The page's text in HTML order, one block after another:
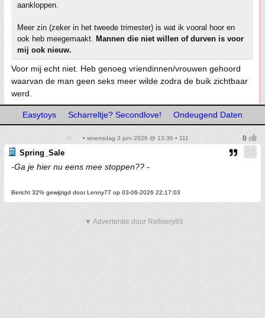
aankloppen.
Meer zin (zeker in het tweede trimester) is wat ik vooral hoor en
ook heb meegemaakt. Mannen die niet willen of durven is voor
mij ook nieuw.
Voor mij echt niet. Heb genoeg vriendinnen/vrouwen gehoord
waarvan de man geen seks meer wilde zodra de buik zichtbaar
werd.
Easytoys Scharreltje? Secondlove! Ondeugend Daten
• woensdag 3 juni 2026 @ 13:36 • 111
Spring_Sale
-Ga je hier nu eens mee stoppen?? -
Bericht 32% gewijzigd door Lenny77 op 03-06-2026 22:17:03
▼ Advertentie door Refinery89